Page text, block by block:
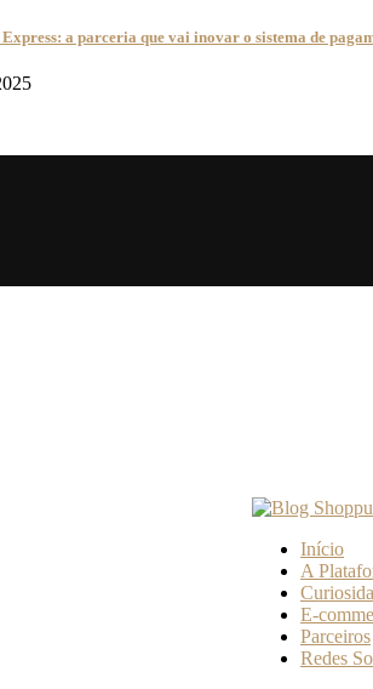
Express: a parceria que vai inovar o sistema de
Início
A
E-
Parceiros
Redes